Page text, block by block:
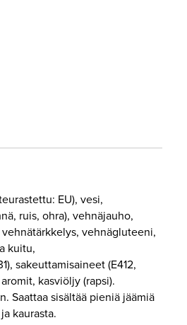
EU), vesi,
ruis, ohra), vehnäjauho,
vehnägluteeni,
kuitu,
sakeuttamisaineet (E412,
kasviöljy (rapsi).
Saattaa sisältää pieniä jäämiä
kaurasta.